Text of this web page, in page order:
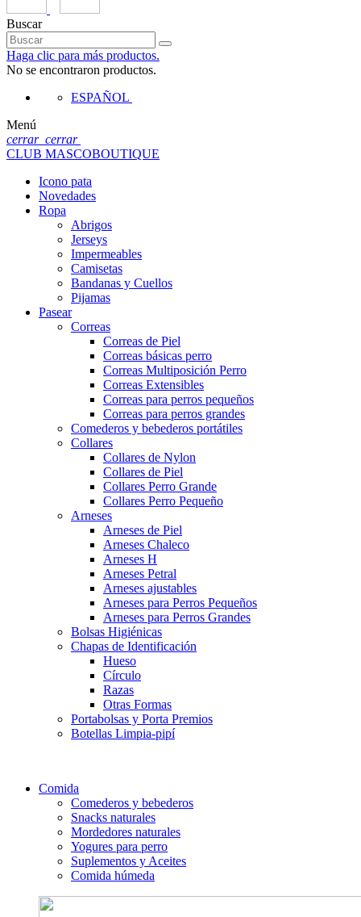
Buscar
Haga clic para más productos.
No se encontraron productos.
ESPAÑOL
Menú
cerrar cerrar
CLUB MASCOBOUTIQUE
Icono pata
Novedades
Ropa
Abrigos
Jerseys
Impermeables
Camisetas
Bandanas y Cuellos
Pijamas
Pasear
Correas
Correas de Piel
Correas básicas perro
Correas Multiposición Perro
Correas Extensibles
Correas para perros pequeños
Correas para perros grandes
Comederos y bebederos portátiles
Collares
Collares de Nylon
Collares de Piel
Collares Perro Grande
Collares Perro Pequeño
Arneses
Arneses de Piel
Arneses Chaleco
Arneses H
Arneses Petral
Arneses ajustables
Arneses para Perros Pequeños
Arneses para Perros Grandes
Bolsas Higiénicas
Chapas de Identificación
Hueso
Círculo
Razas
Otras Formas
Portabolsas y Porta Premios
Botellas Limpia-pipí
Comida
Comederos y bebederos
Snacks naturales
Mordedores naturales
Yogures para perro
Suplementos y Aceites
Comida húmeda